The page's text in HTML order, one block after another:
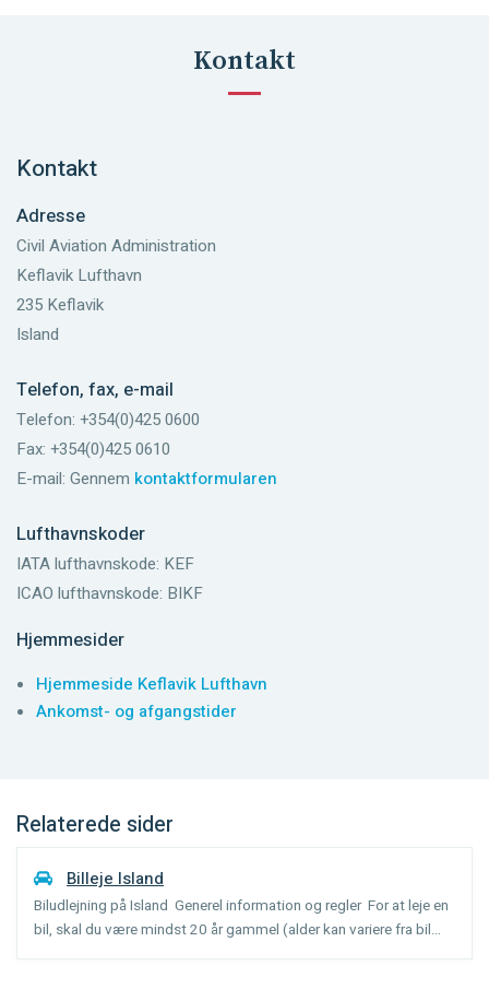
Kontakt
Kontakt
Adresse
Civil Aviation Administration
Keflavik Lufthavn
235 Keflavik
Island
Telefon, fax, e-mail
Telefon: +354(0)425 0600
Fax: +354(0)425 0610
E-mail: Gennem kontaktformularen
Lufthavnskoder
IATA lufthavnskode: KEF
ICAO lufthavnskode: BIKF
Hjemmesider
Hjemmeside Keflavik Lufthavn
Ankomst- og afgangstider
Relaterede sider
Billeje Island
Biludlejning på Island Generel information og regler For at leje en
bil, skal du være mindst 20 år gammel (alder kan variere fra bil